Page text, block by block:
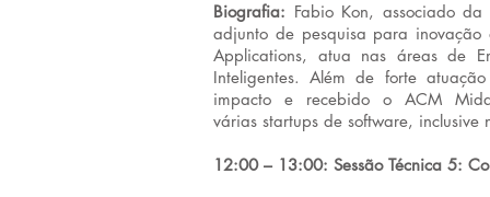
Biografia: Fabio Kon, associado
adjunto de pesquisa para inovação
Applications, atua nas áreas de
Inteligentes. Além de forte
impacto e recebido o ACM
várias startups de software,
12:00 – 13:00: Sessão Técnica 5: